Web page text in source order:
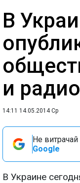
В
и
14:11 14.05.2014 Ср
Не витрачай
Google
В Украине